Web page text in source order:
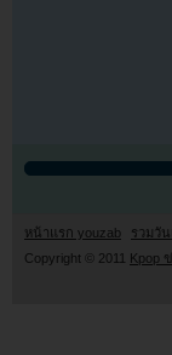
หน้าแรก youzab รวมวั
Copyright © 2011
Kpop